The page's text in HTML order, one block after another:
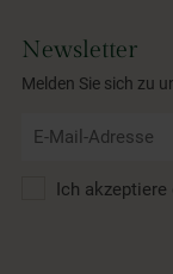
Newsletter
Melden Sie sich zu
Ich akzeptiere